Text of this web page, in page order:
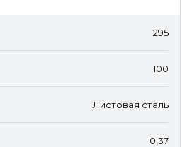
295
100
Листовая сталь
0,37